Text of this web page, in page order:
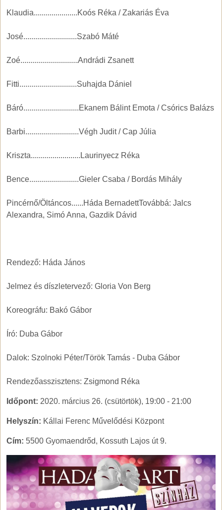
Klaudia......................Koós Réka / Zakariás Éva
José...........................Szabó Máté
Zoé.............................Andrádi Zsanett
Fitti.............................Suhajda Dániel
Báró............................Ekanem Bálint Emota / Csórics Balázs
Barbi...........................Végh Judit / Cap Júlia
Kriszta.........................Laurinyecz Réka
Bence.........................Gieler Csaba / Bordás Mihály
Pincérnő/Öltáncos......Háda BernadettTovábbá: Jalcs
Alexandra, Simó Anna, Gazdik Dávid
Rendező: Háda János
Jelmez és díszletervező: Gloria Von Berg
Koreográfu: Bakó Gábor
Író: Duba Gábor
Dalok: Szolnoki Péter/Török Tamás - Duba Gábor
Rendezőasszisztens: Zsigmond Réka
Időpont: 2020. március 26. (csütörtök), 19:00 - 21:00
Helyszín: Kállai Ferenc Művelődési Központ
Cím: 5500 Gyomaendrőd, Kossuth Lajos út 9.